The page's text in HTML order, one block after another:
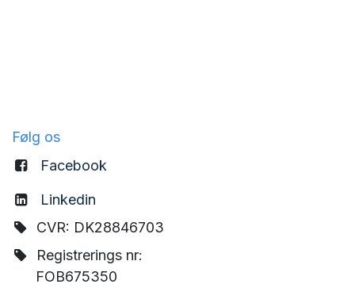
Følg os
Facebook
Linkedin
CVR: DK28846703
Registrerings nr:
FOB675350